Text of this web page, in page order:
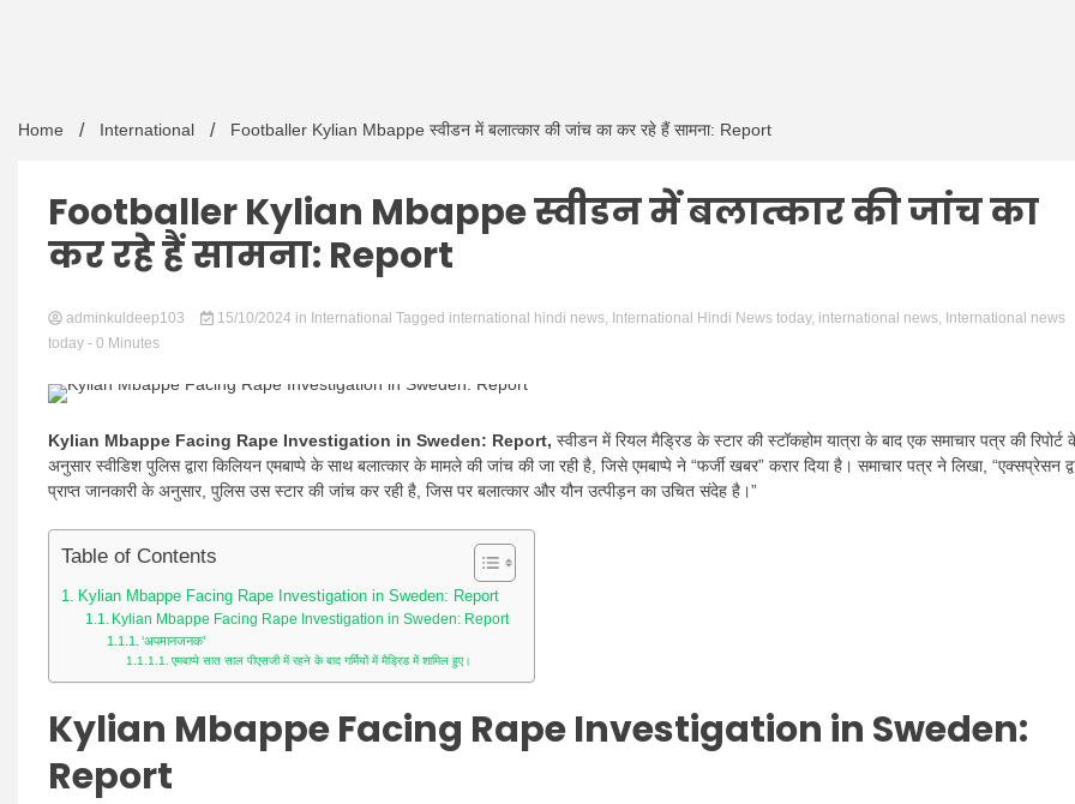
Home International Footballer Kylian Mbappe स्वीडन में बलात्कार की जांच का कर रहे हैं सामना: Report
Footballer Kylian Mbappe स्वीडन में बलात्कार की जांच का
कर रहे हैं सामना: Report
adminkuldeep103 15/10/2024 in International Tagged international hindi news, International Hindi News today, international news, International news
today - 0 Minutes
Kylian Mbappe Facing Rape Investigation in Sweden: Report, स्वीडन में रियल मैड्रिड के स्टार की स्टॉकहोम यात्रा के बाद एक समाचार पत्र की रिपोर्ट
अनुसार स्वीडिश पुलिस द्वारा किलियन एमबाप्पे के साथ बलात्कार के मामले की जांच की जा रही है, जिसे एमबाप्पे ने “फर्जी खबर” करार दिया है। समाचार पत्र ने लिखा, “एक्सप्रेसन
प्राप्त जानकारी के अनुसार, पुलिस उस स्टार की जांच कर रही है, जिस पर बलात्कार और यौन उत्पीड़न का उचित संदेह है।”
Table of Contents
Kylian Mbappe Facing Rape Investigation in Sweden: Report
Kylian Mbappe Facing Rape Investigation in Sweden: Report
‘अपमानजनक’
एमबाप्पे सात साल पीएसजी में रहने के बाद गर्मियों में मैड्रिड में शामिल हुए।
Kylian Mbappe Facing Rape Investigation in Sweden:
Report